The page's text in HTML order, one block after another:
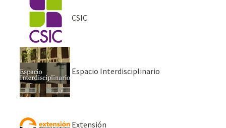
CSIC
Espacio Interdisciplinario
Extensión